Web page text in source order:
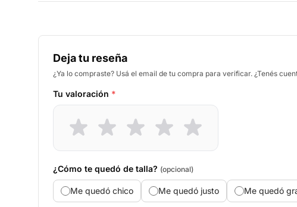
Deja tu reseña
¿Ya lo compraste? Usá el email de tu compra para verificar. ¿Tenés
Tu valoración *
¿Cómo te quedó de talla? (opcional)
Me quedó chico Me quedó justo Me quedó